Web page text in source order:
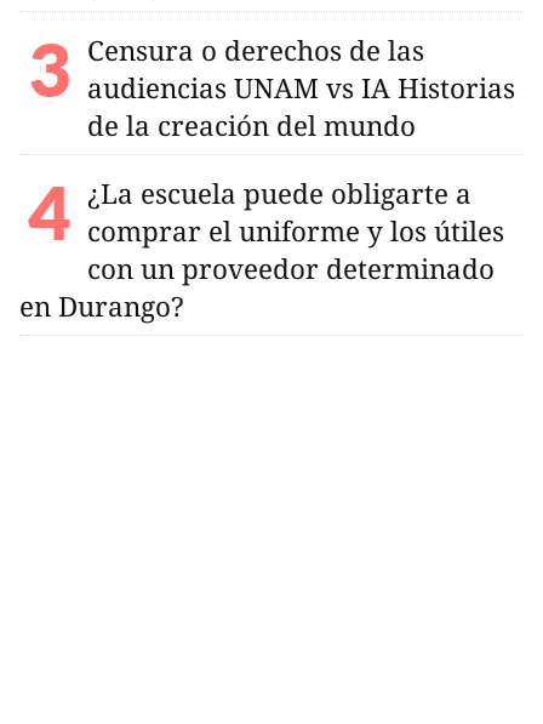
Censura o derechos de las
audiencias UNAM vs IA Historias
de la creación del mundo
¿La escuela puede obligarte a
comprar el uniforme y los útiles
con un proveedor determinado
en Durango?